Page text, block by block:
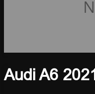
Audi A6 2021